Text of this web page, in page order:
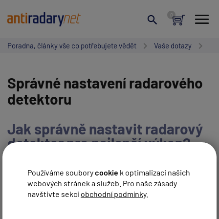
Používáme souborycookie k optimalizaci našich
webových stránek a služeb. Pro naše zásady
navštivte sekci obchodní podmínky.
Poradna, články vše co potřebujete vědět Vaše dotazy
Správné nastavení radarového
detektoru
Jak správně nastavit radarový
detektor pro nejlepší výkon?
NAPSAT NOVÝ PŘÍSPĚVEK
ZRUŠIT HLEDÁNÍ